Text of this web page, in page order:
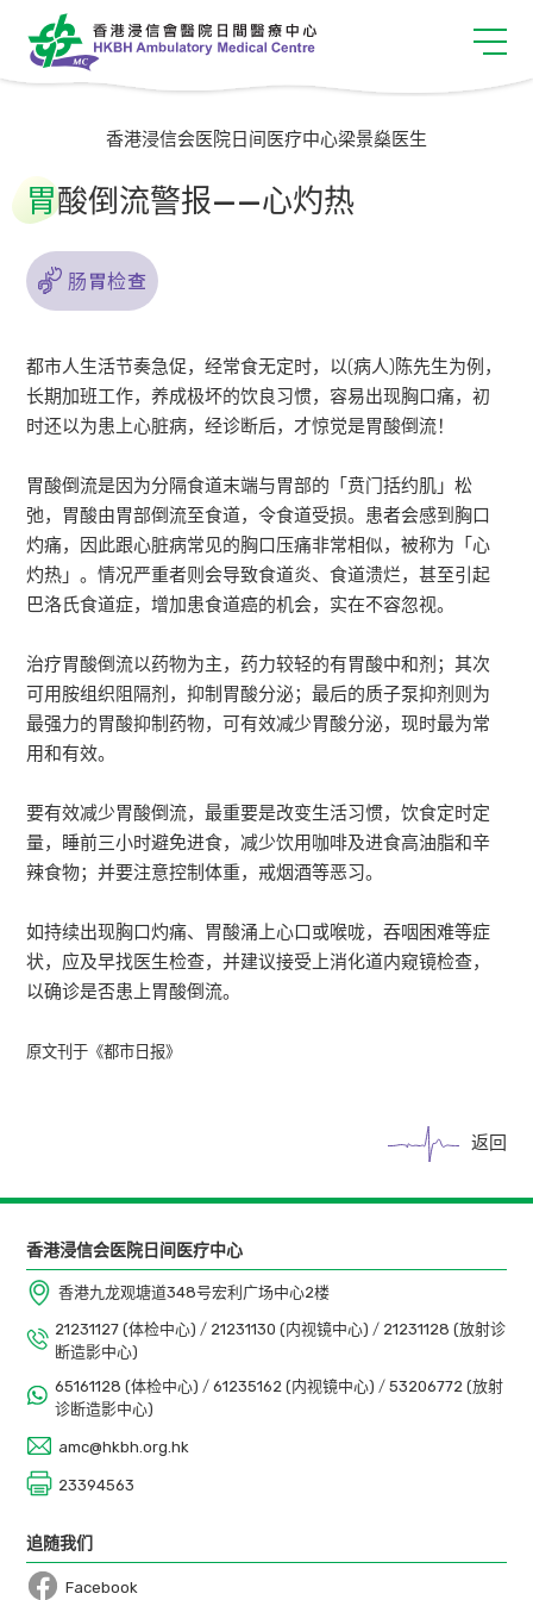
香港浸信会医院日间医疗中心梁景燊医生
胃酸倒流警报——心灼热
肠胃检查
都市人生活节奏急促，经常食无定时，以(病人)陈先生为例，
长期加班工作，养成极坏的饮良习惯，容易出现胸口痛，初
时还以为患上心脏病，经诊断后，才惊觉是胃酸倒流！
胃酸倒流是因为分隔食道末端与胃部的「贲门括约肌」松
弛，胃酸由胃部倒流至食道，令食道受损。患者会感到胸口
灼痛，因此跟心脏病常见的胸口压痛非常相似，被称为「心
灼热」。情况严重者则会导致食道炎、食道溃烂，甚至引起
巴洛氏食道症，增加患食道癌的机会，实在不容忽视。
治疗胃酸倒流以药物为主，药力较轻的有胃酸中和剂；其次
可用胺组织阻隔剂，抑制胃酸分泌；最后的质子泵抑剂则为
最强力的胃酸抑制药物，可有效减少胃酸分泌，现时最为常
用和有效。
要有效减少胃酸倒流，最重要是改变生活习惯，饮食定时定
量，睡前三小时避免进食，减少饮用咖啡及进食高油脂和辛
辣食物；并要注意控制体重，戒烟酒等恶习。
如持续出现胸口灼痛、胃酸涌上心口或喉咙，吞咽困难等症
状，应及早找医生检查，并建议接受上消化道内窥镜检查，
以确诊是否患上胃酸倒流。
原文刊于《都市日报》
返回
香港浸信会医院日间医疗中心
香港九龙观塘道348号宏利广场中心2楼
21231127 (体检中心) / 21231130 (内视镜中心) / 21231128 (放射诊
断造影中心)
65161128 (体检中心) / 61235162 (内视镜中心) / 53206772 (放射
诊断造影中心)
amc@hkbh.org.hk
23394563
追随我们
Facebook